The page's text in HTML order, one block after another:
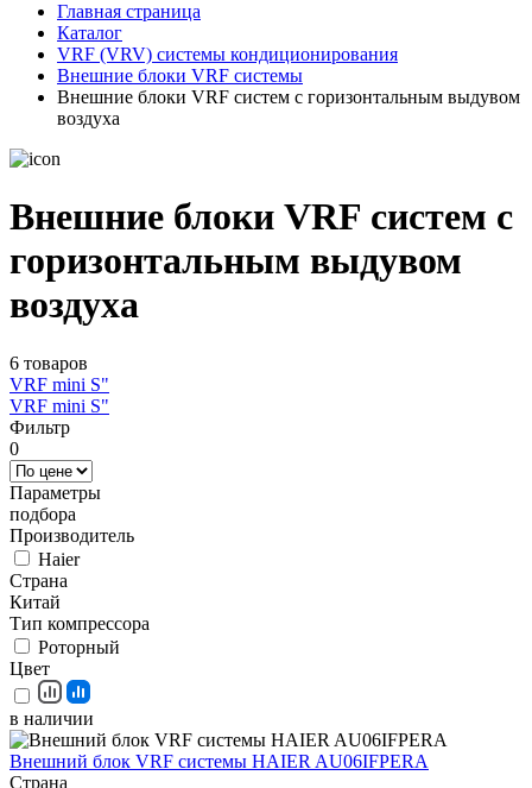
Главная страница
Каталог
VRF (VRV) системы кондиционирования
Внешние блоки VRF системы
Внешние блоки VRF систем с горизонтальным выдувом
воздуха
Внешние блоки VRF систем с
горизонтальным выдувом
воздуха
6 товаров
VRF mini S"
VRF mini S"
Фильтр
0
Параметры
подбора
Производитель
Haier
Страна
Китай
Тип компрессора
Роторный
Цвет
в наличии
Внешний блок VRF системы HAIER AU06IFPERA
Страна